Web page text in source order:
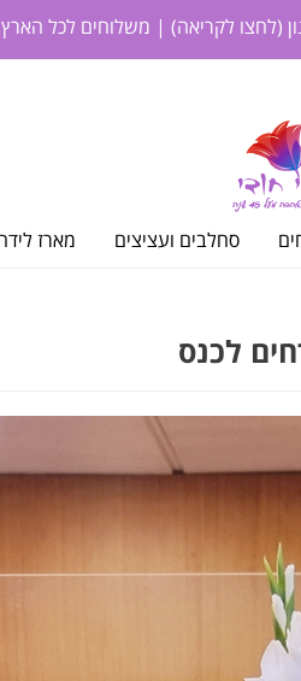
(לחצו לקריאה) | משלוחים לכל הארץ
סחלבים ועציצים מארז
לכנס